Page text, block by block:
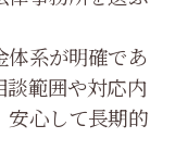
体系が明確であ
談範囲や対応内
安心して長期的